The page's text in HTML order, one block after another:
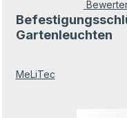
Durchschnittliche
Gartenleuchten
MeLiTec